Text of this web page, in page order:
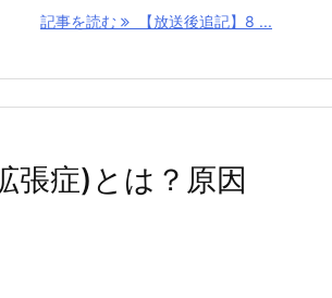
記事を読む 【放送後追記】8 ...
張症)とは？原因